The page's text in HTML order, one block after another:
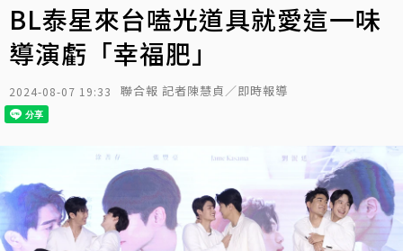
BL泰星來台嗑光道具就愛這一味
導演虧「幸福肥」
2024-08-07 19:33 聯合報 記者陳慧貞／即時報導